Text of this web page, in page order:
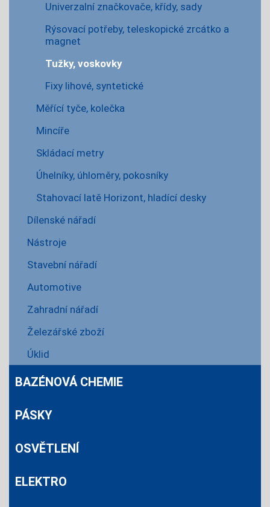
Univerzalní značkovače, křídy, sady
Rýsovací potřeby, teleskopické zrcátko a
magnet
Tužky, voskovky
Fixy lihové, syntetické
Měřící tyče, kolečka
Mincíře
Skládací metry
Úhelníky, úhloměry, pokosníky
Stahovací latě Horizont, hladící desky
Dílenské nářadí
Nástroje
Stavební nářadí
Automotive
Zahradní nářadí
Železářské zboží
Úklid
BAZÉNOVÁ CHEMIE
PÁSKY
OSVĚTLENÍ
ELEKTRO